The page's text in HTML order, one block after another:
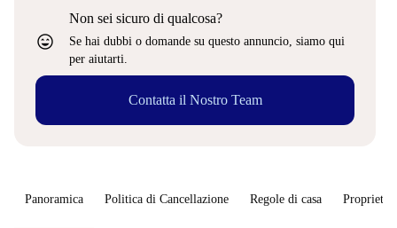
sentiment_very_satisfied
Non sei sicuro di qualcosa?
Se hai dubbi o domande su questo annuncio, siamo qui
per aiutarti.
Contatta il Nostro Team
Panoramica Politica di Cancellazione Regole di casa